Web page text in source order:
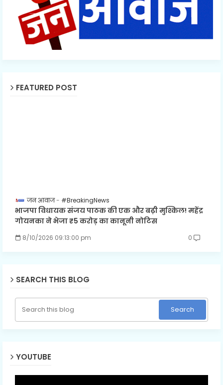
FEATURED POST
जन आवाज #BreakingNews
भाजपा विधायक संजय पाठक की एक और बढ़ी मुश्किल! महेंद्र
गोयनका ने भेजा ₹5 करोड़ का कानूनी नोटिस
8/10/2026 09:13:00 pm 0
SEARCH THIS BLOG
YOUTUBE